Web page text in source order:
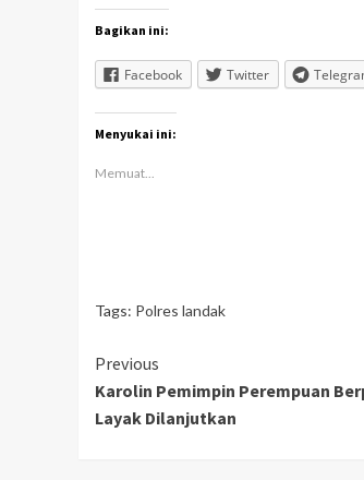
Bagikan ini:
Facebook Twitter
Menyukai ini:
Memuat...
Tags: Polres landak
Continue
Reading
Previous
Karolin Pemimpin Perempuan
Layak Dilanjutkan